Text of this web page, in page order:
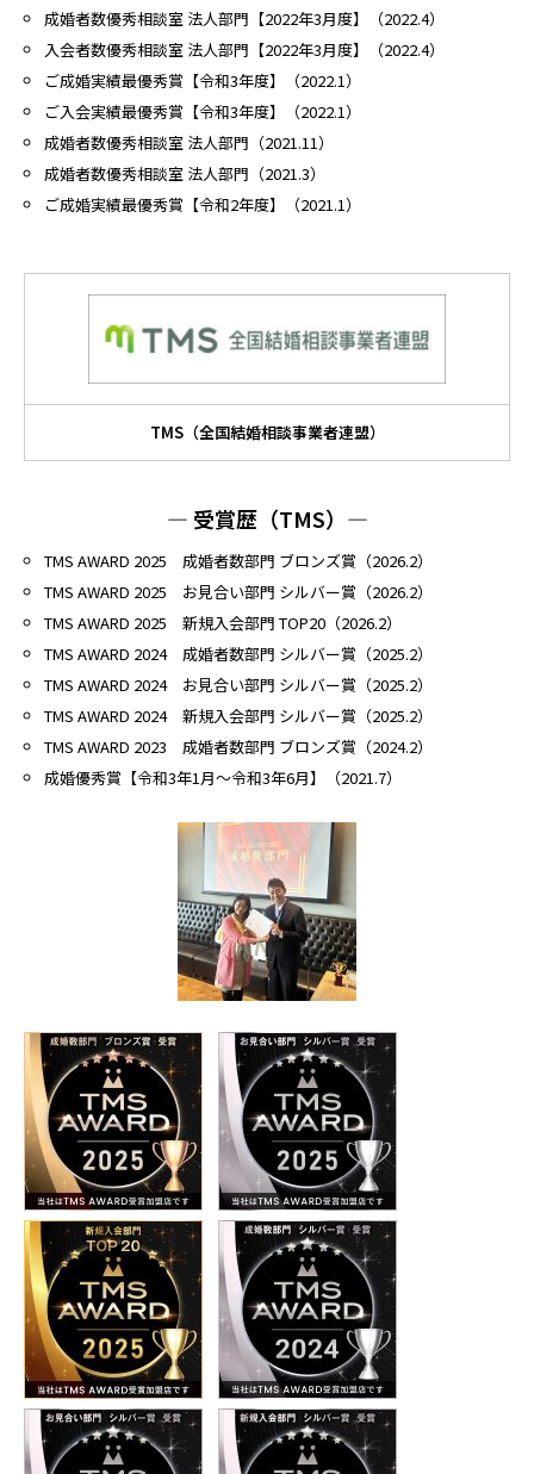
成婚者数優秀相談室 法人部門【2022年3月度】（2022.4）
入会者数優秀相談室 法人部門【2022年3月度】（2022.4）
ご成婚実績最優秀賞【令和3年度】（2022.1）
ご入会実績最優秀賞【令和3年度】（2022.1）
成婚者数優秀相談室 法人部門（2021.11）
成婚者数優秀相談室 法人部門（2021.3）
ご成婚実績最優秀賞【令和2年度】（2021.1）
TMS（全国結婚相談事業者連盟）
― 受賞歴（TMS）―
TMS AWARD 2025 成婚者数部門 ブロンズ賞（2026.2）
TMS AWARD 2025 お見合い部門 シルバー賞（2026.2）
TMS AWARD 2025 新規入会部門 TOP20（2026.2）
TMS AWARD 2024 成婚者数部門 シルバー賞（2025.2）
TMS AWARD 2024 お見合い部門 シルバー賞（2025.2）
TMS AWARD 2024 新規入会部門 シルバー賞（2025.2）
TMS AWARD 2023 成婚者数部門 ブロンズ賞（2024.2）
成婚優秀賞【令和3年1月～令和3年6月】（2021.7）